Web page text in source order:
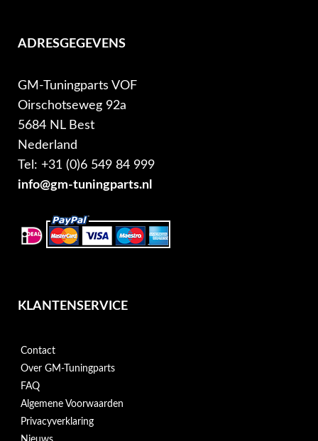
ADRESGEGEVENS
GM-Tuningparts VOF
Oirschotseweg 92a
5684 NL Best
Nederland
Tel: +31 (0)6 549 84 999
info@gm-tuningparts.nl
KLANTENSERVICE
Contact
Over GM-Tuningparts
FAQ
Algemene Voorwaarden
Privacyverklaring